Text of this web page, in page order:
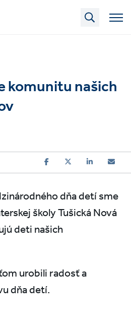
komunitu našich
dňa detí sme
školy Tušická Nová
deti našich
urobili radosť a
dňa detí.